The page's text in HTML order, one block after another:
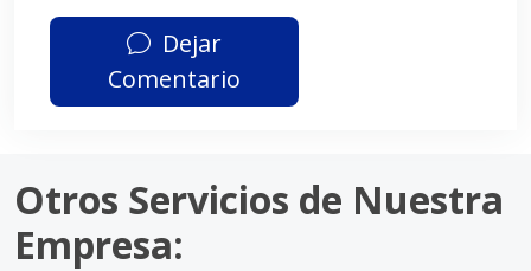
Dejar
Comentario
Otros Servicios de Nuestra
Empresa: